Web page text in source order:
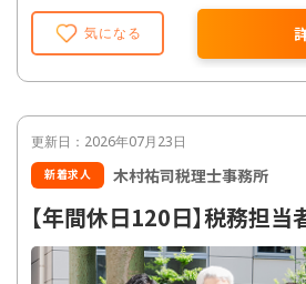
気になる
更新日：2026年07月23日
新着求人 木村祐司税理士事務所
【年間休日120日】税務担当